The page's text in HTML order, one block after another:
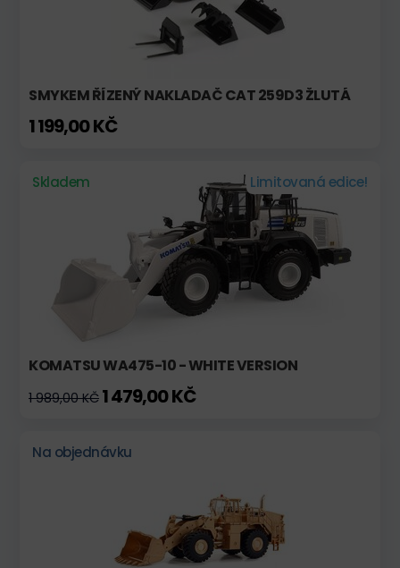
SMYKEM ŘÍZENÝ NAKLADAČ CAT 259D3 ŽLUTÁ
1 199,00 KČ
Skladem Limitovaná edice!
KOMATSU WA475-10 - WHITE VERSION
1 989,00 KČ 1 479,00 KČ
Na objednávku